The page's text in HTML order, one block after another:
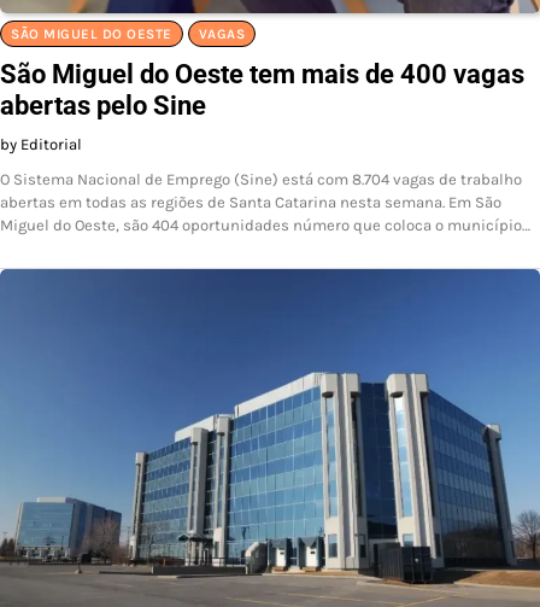
SÃO MIGUEL DO OESTE VAGAS
São Miguel do Oeste tem mais de 400 vagas
abertas pelo Sine
by Editorial
O Sistema Nacional de Emprego (Sine) está com 8.704 vagas de trabalho
abertas em todas as regiões de Santa Catarina nesta semana. Em São
Miguel do Oeste, são 404 oportunidades número que coloca o município…